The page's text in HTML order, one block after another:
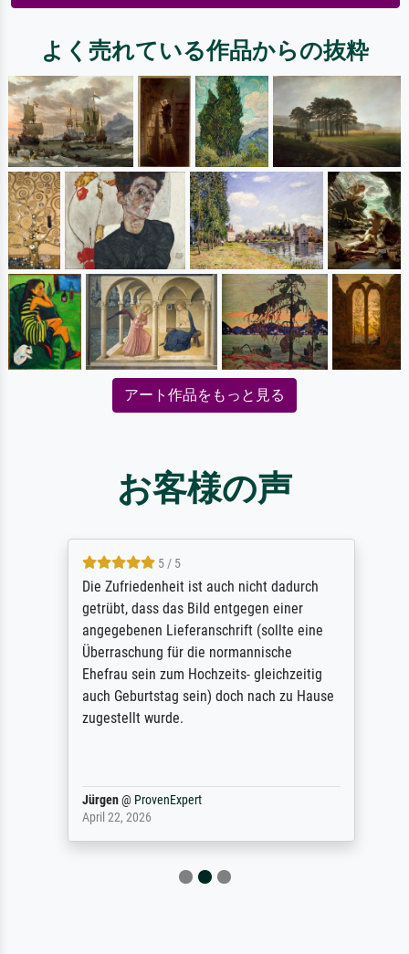
よく売れている作品からの抜粋
アート作品をもっと見る
お客様の声
5 / 5
Die Zufriedenheit ist auch nicht dadurch
getrübt, dass das Bild entgegen einer
angegebenen Lieferanschrift (sollte eine
Überraschung für die normannische
Ehefrau sein zum Hochzeits- gleichzeitig
auch Geburtstag sein) doch nach zu Hause
zugestellt wurde.
Jürgen@ProvenExpert
April 22, 2026